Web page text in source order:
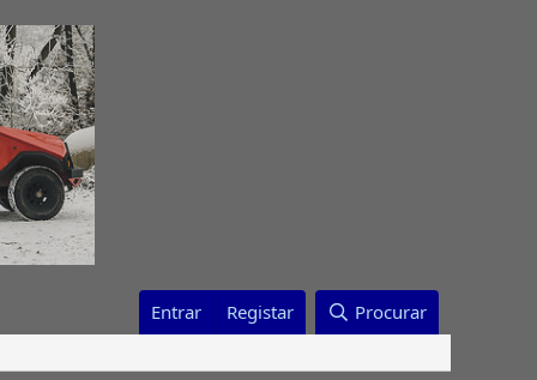
Entrar Registar Procurar